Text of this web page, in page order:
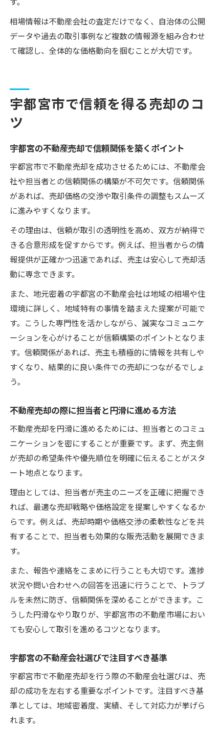
す。
相場情報は不動産会社の査定だけでなく、自治体の公開
データや過去の取引事例など複数の情報源を組み合わせ
て確認し、全体的な価格動向を掴むことが大切です。
宇都宮市で信頼を得る売却のコ
ツ
宇都宮の不動産売却で信頼関係を築くポイント
宇都宮市で不動産売却を成功させるためには、不動産会
社や担当者との信頼関係の構築が不可欠です。信頼関係
があれば、売却価格の交渉や取引条件の調整もスムーズ
に進みやすくなります。
その理由は、信頼が取引の透明性を高め、双方が納得で
きる合意形成を促すからです。例えば、担当者からの情
報提供が正確かつ迅速であれば、売主は安心して売却活
動に専念できます。
また、地元密着の宇都宮の不動産会社は地域の相場や住
環境に詳しく、地域特有の事情を踏まえた提案が可能で
す。こうした専門性を活かしながら、誠実なコミュニケ
ーションを心がけることが信頼構築のポイントとなりま
す。信頼関係があれば、売主も積極的に情報を共有しや
すくなり、結果的に良い条件での売却につながるでしょ
う。
不動産売却の際に担当者と円滑に進める方法
不動産売却を円滑に進めるためには、担当者とのコミュ
ニケーションを密にすることが重要です。まず、売主側
が売却の希望条件や優先順位を明確に伝えることがスタ
ート地点となります。
理由としては、担当者が売主のニーズを正確に把握でき
れば、最適な売却戦略や価格設定を提案しやすくなるか
らです。例えば、売却時期や価格交渉の柔軟性などを共
有することで、担当者も効果的な販売活動を展開できま
す。
また、報告や連絡をこまめに行うことも大切です。進捗
状況や問い合わせへの回答を迅速に行うことで、トラブ
ルを未然に防ぎ、信頼関係を深めることができます。こ
うした円滑なやり取りが、宇都宮市の不動産市場におい
ても安心して取引を進めるコツとなります。
宇都宮の不動産会社選びで注目すべき基準
宇都宮市で不動産売却を行う際の不動産会社選びは、売
却の成功を左右する重要なポイントです。注目すべき基
準としては、地域密着度、実績、そして対応力が挙げら
れます。